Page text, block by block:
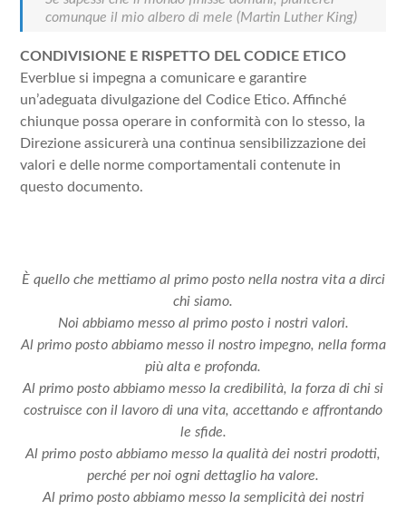
comunque il mio albero di mele (Martin Luther King)
CONDIVISIONE E RISPETTO DEL CODICE ETICO
Everblue si impegna a comunicare e garantire
un’adeguata divulgazione del Codice Etico. Affinché
chiunque possa operare in conformità con lo stesso, la
Direzione assicurerà una continua sensibilizzazione dei
valori e delle norme comportamentali contenute in
questo documento.
È quello che mettiamo al primo posto nella nostra vita a dirci
chi siamo.
Noi abbiamo messo al primo posto i nostri valori.
Al primo posto abbiamo messo il nostro impegno, nella forma
più alta e profonda.
Al primo posto abbiamo messo la credibilità, la forza di chi si
costruisce con il lavoro di una vita, accettando e affrontando
le sfide.
Al primo posto abbiamo messo la qualità dei nostri prodotti,
perché per noi ogni dettaglio ha valore.
Al primo posto abbiamo messo la semplicità dei nostri